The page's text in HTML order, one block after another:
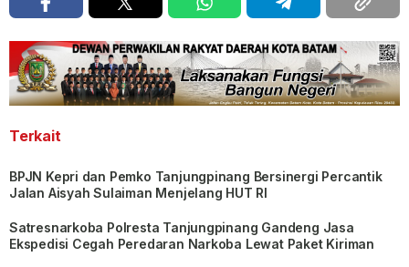
Terkait
BPJN Kepri dan Pemko Tanjungpinang Bersinergi Percantik
Jalan Aisyah Sulaiman Menjelang HUT RI
Satresnarkoba Polresta Tanjungpinang Gandeng Jasa
Ekspedisi Cegah Peredaran Narkoba Lewat Paket Kiriman